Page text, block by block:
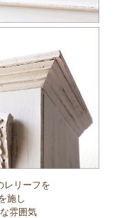
レリーフを
施し
雰囲気